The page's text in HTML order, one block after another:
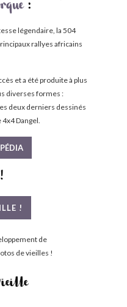
:
légendaire, la 504
rallyes africains
et a été produite à plus
diverses formes :
deux derniers dessinés
Dangel.
!
de
de vieilles !